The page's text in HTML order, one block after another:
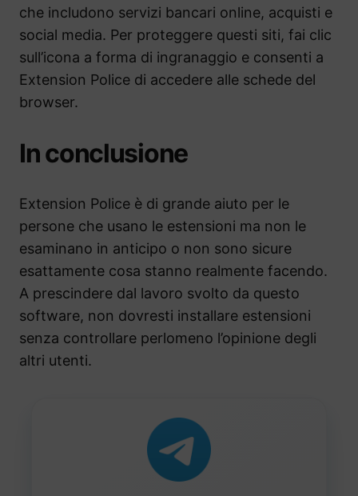
che includono servizi bancari online, acquisti e
social media. Per proteggere questi siti, fai clic
sull’icona a forma di ingranaggio e consenti a
Extension Police di accedere alle schede del
browser.
In conclusione
Extension Police è di grande aiuto per le
persone che usano le estensioni ma non le
esaminano in anticipo o non sono sicure
esattamente cosa stanno realmente facendo.
A prescindere dal lavoro svolto da questo
software, non dovresti installare estensioni
senza controllare perlomeno l’opinione degli
altri utenti.